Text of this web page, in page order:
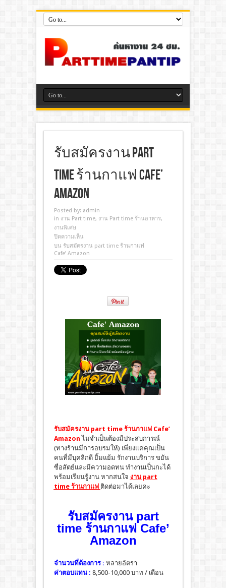
รับสมัครงาน part
time ร้านกาแฟ Cafe’
Amazon
Posted by: admin
in งาน Part time, งาน Part time ร้านอาหาร,
งานพิเศษ
ปิดความเห็น
บน รับสมัครงาน part time ร้านกาแฟ
Cafe’ Amazon
รับสมัครงาน part time ร้านกาแฟ Cafe’
Amazon ไม่จำเป็นต้องมีประสบการณ์
(ทางร้านมีการอบรมให้) เพี่ยงแค่คุณเป็น
คนที่มีบุคลิกดี ยิ้มแย้ม รักงานบริการ ขยัน
ซื่อสัตย์และมีความอดทน ทำงานเป็นกะได้
พร้อมเรียนรู้งาน หากสนใจ งาน part
time ร้านกาแฟ ติดต่อมาได้เลยคะ
รับสมัครงาน part
time ร้านกาแฟ Cafe’
Amazon
จำนวนที่ต้องการ : หลายอัตรา
ค่าตอบแทน : 8,500-10,000 บาท / เดือน